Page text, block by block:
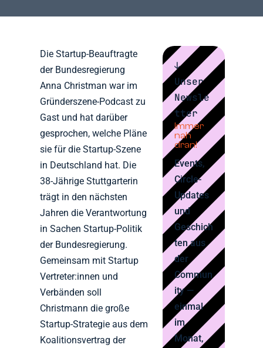
Die Startup-Beauftragte
der Bundesregierung
Anna Christman war im
Gründerszene-Podcast zu
Gast und hat darüber
gesprochen, welche Pläne
sie für die Startup-Szene
in Deutschland hat. Die
38-Jährige Stuttgarterin
trägt in den nächsten
Jahren die Verantwortung
in Sachen Startup-Politik
der Bundesregierung.
Gemeinsam mit Startup
Vertreter:innen und
Verbänden soll
Christmann die große
Startup-Strategie aus dem
Koalitionsvertrag der
↓
Unser
Newsle
tter
Immer
nah
dran!
Events,
Circle-
Updates
und
Geschich
ten aus
der
Commun
ity —
einmal
im
Monat,